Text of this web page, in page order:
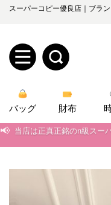
スーパーコピー優良店｜ブラ
規
ユ
ロ
グ
バッグ 財布
📢 当店は正真正銘のn級スー